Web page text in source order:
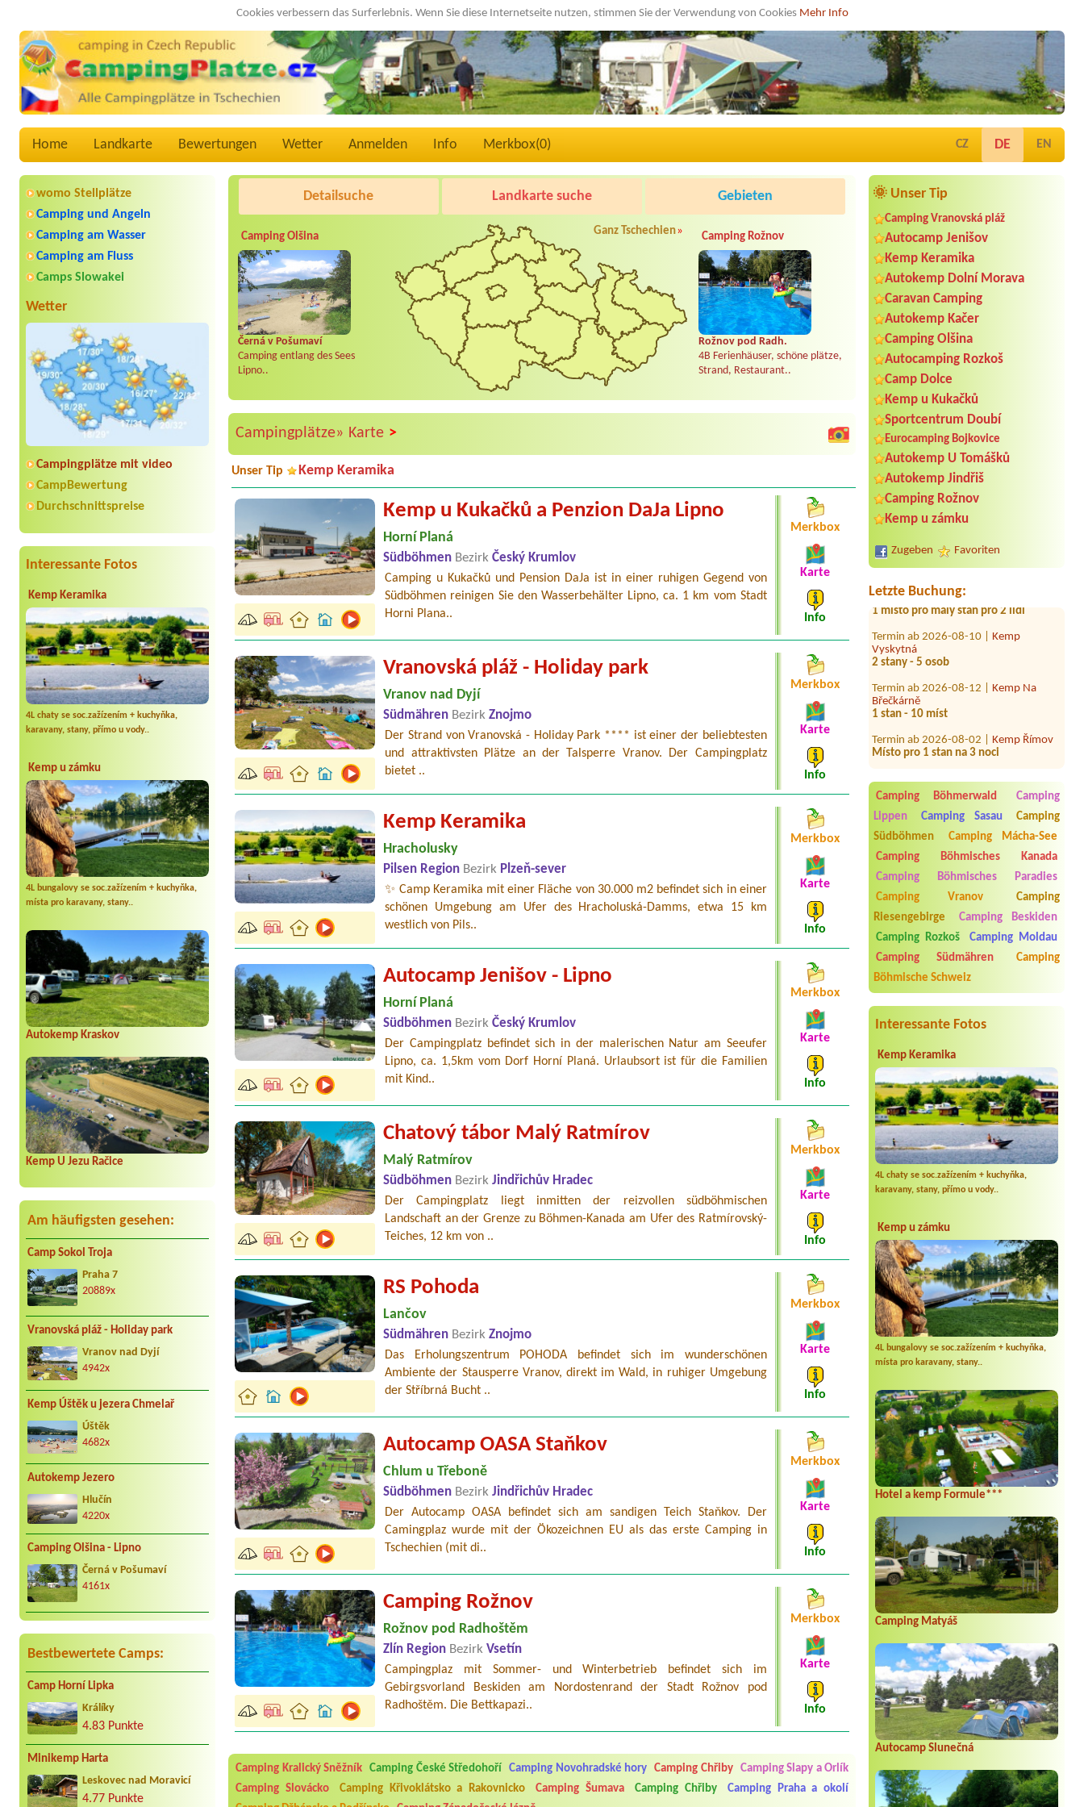
Cookies verbessern das Surferlebnis. Wenn Sie diese Internetseite nutzen, stimmen Sie der Verwendung von Cookies Mehr Info
Home Landkarte Bewertungen Wetter Anmelden Info Merkbox(0) CZ DE EN
womo Stellplätze
Camping und Angeln
Camping am Wasser
Camping am Fluss
Camps Slowakei
Wetter
Campingplätze mit video
CampBewertung
Durchschnittspreise
Interessante Fotos
Kemp Keramika
4L chaty se soc.zažízením + kuchyňka,
karavany, stany, přímo u vody..
Kemp u zámku
4L bungalovy se soc.zažízením + kuchyňka,
místa pro karavany, stany..
Autokemp Kraskov
Kemp U Jezu Račice
Am häufigsten gesehen:
Camp Sokol Troja
Praha 7
20889x
Vranovská pláž - Holiday park
Vranov nad Dyjí
4942x
Kemp Úštěk u jezera Chmelař
Úštěk
4682x
Autokemp Jezero
Hlučín
4220x
Camping Olšina - Lipno
Černá v Pošumaví
4161x
Bestbewertete Camps:
Camp Horní Lipka
Králíky
4.83 Punkte
Minikemp Harta
Leskovec nad Moravicí
4.77 Punkte
🌞 Unser Tip
Camping Vranovská pláž
Autocamp Jenišov
Kemp Keramika
Autokemp Dolní Morava
Caravan Camping
Autokemp Kačer
Camping Olšina
Autocamping Rozkoš
Camp Dolce
Kemp u Kukačků
Sportcentrum Doubí
Eurocamping Bojkovice
Autokemp U Tomášků
Autokemp Jindřiš
Camping Rožnov
Kemp u zámku
Zugeben Favoriten
Letzte Buchung:
Termin ab 2026-08-08 |
Vikletice
1.stan+1xautomobil
Termin ab 2026-08-06 |
1 Caravan 4 personen
Termin ab 2026-08-05 |Kemp
Country Bečice Lužnice
1 místo pro malý stan pro 2 lidi
Vyskytná
2 stany - 5 osob
Břečkárně
1 stan - 10 míst
Místo pro 1 stan na 3 noci
2 lůžková chatka
Termin ab 2026-08-08 |Autokemp
Velký Vřešťov
dvě 2l chatky sociální zařízení
Erika
1 Adult 2 Kids,
Termin ab 2026-07-27 |Kemp Iveta
2 místa na stan a v jednom stanu
budou 3 lidé a v druhém 2 lidé
Camping Böhmerwald
Camping
Lippen
Camping Sasau
Camping
Südböhmen
Camping Mácha-See
Camping Böhmisches Kanada
Camping Böhmisches Paradies
Camping Vranov
Camping
Riesengebirge
Camping Beskiden
Camping Rozkoš
Camping Moldau
Camping Südmähren
Camping
Böhmische Schweiz
Interessante Fotos
Kemp Keramika
4L chaty se soc.zažízením + kuchyňka,
karavany, stany, přímo u vody..
Kemp u zámku
4L bungalovy se soc.zažízením + kuchyňka,
místa pro karavany, stany..
Hotel a kemp Formule***
Camping Matyáš
Autocamp Slunečná
Detailsuche Landkarte suche Gebieten
Camping Olšina
Černá v Pošumaví
Camping entlang des Sees
Lipno..
Ganz Tschechien» Camping Rožnov
Rožnov pod Radh.
4B Ferienhäuser, schöne plätze,
Strand, Restaurant..
Campingplätze» Karte >
Unser Tip Kemp Keramika
Kemp u Kukačků a Penzion DaJa Lipno
Horní Planá
Südböhmen Bezirk Český Krumlov
Camping u Kukačků und Pension DaJa ist in einer ruhigen Gegend von
Südböhmen reinigen Sie den Wasserbehälter Lipno, ca. 1 km vom Stadt
Horni Plana..
Merkbox
Karte
Info
Vranovská pláž - Holiday park
Vranov nad Dyjí
Südmähren Bezirk Znojmo
Der Strand von Vranovská - Holiday Park **** ist einer der beliebtesten
und attraktivsten Plätze an der Talsperre Vranov. Der Campingplatz
bietet ..
Merkbox
Karte
Info
Kemp Keramika
Hracholusky
Pilsen Region Bezirk Plzeň-sever
✨ Camp Keramika mit einer Fläche von 30.000 m2 befindet sich in einer
schönen Umgebung am Ufer des Hracholuská-Damms, etwa 15 km
westlich von Pils..
Merkbox
Karte
Info
Autocamp Jenišov - Lipno
Horní Planá
Südböhmen Bezirk Český Krumlov
Der Campingplatz befindet sich in der malerischen Natur am Seeufer
Lipno, ca. 1,5km vom Dorf Horní Planá. Urlaubsort ist für die Familien
mit Kind..
Merkbox
Karte
Info
Chatový tábor Malý Ratmírov
Malý Ratmírov
Südböhmen Bezirk Jindřichův Hradec
Der Campingplatz liegt inmitten der reizvollen südböhmischen
Landschaft an der Grenze zu Böhmen-Kanada am Ufer des Ratmírovský-
Teiches, 12 km von ..
Merkbox
Karte
Info
RS Pohoda
Lančov
Südmähren Bezirk Znojmo
Das Erholungszentrum POHODA befindet sich im wunderschönen
Ambiente der Stausperre Vranov, direkt im Wald, in ruhiger Umgebung
der Stříbrná Bucht ..
Merkbox
Karte
Info
Autocamp OASA Staňkov
Chlum u Třeboně
Südböhmen Bezirk Jindřichův Hradec
Der Autocamp OASA befindet sich am sandigen Teich Staňkov. Der
Camingplaz wurde mit der Ökozeichnen EU als das erste Camping in
Tschechien (mit di..
Merkbox
Karte
Info
Camping Rožnov
Rožnov pod Radhoštěm
Zlín Region Bezirk Vsetín
Campingplaz mit Sommer- und Winterbetrieb befindet sich im
Gebirgsvorland Beskiden am Nordostenrand der Stadt Rožnov pod
Radhoštěm. Die Bettkapazi..
Merkbox
Karte
Info
Camping Kralický Sněžník Camping České Středohoří Camping Novohradské hory Camping Chřiby
Camping Slapy a Orlík
Camping Slovácko
Camping Křivoklátsko a Rakovnicko Camping Šumava Camping Chřiby
Camping Praha a okolí
Aneta Melicharová***
utěrky, což při množství návštěvníků není samozřejmost. V kempu je obchod a restaurace, kebab a další občerstvení. Co nás ale
velice zklamalo byl celodenní hluk z repráků u stanů a absolutní bezohlednost ostatních ubytovaných. Přes den jsem si připadala
jak na pouti- z každého koutu hrála jiná hudba.Kemp pěkný, ale takový rámus jsme ještě nezažili...
Jana*****